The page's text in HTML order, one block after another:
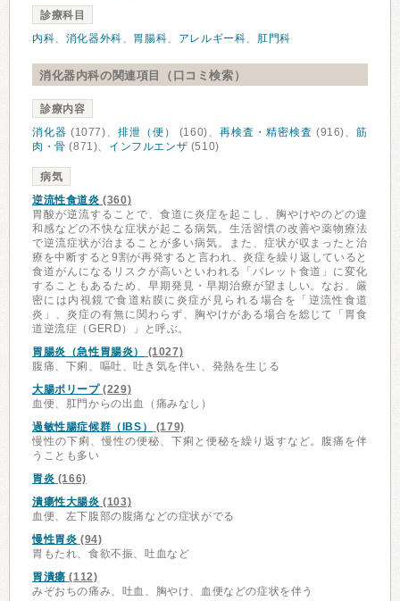
診療科目
内科、 消化器外科、 胃腸科、 アレルギー科、 肛門科
消化器内科の関連項目（口コミ検索）
診療内容
消化器 (1077)、 排泄（便） (160)、再検査・精密検査 (916)、筋
肉・骨 (871)、 インフルエンザ (510)
病気
逆流性食道炎 (360)
胃酸が逆流することで、食道に炎症を起こし、胸やけやのどの違
和感などの不快な症状が起こる病気。生活習慣の改善や薬物療法
で逆流症状が治まることが多い病気。また、症状が収まったと治
療を中断すると9割が再発すると言われ、炎症を繰り返していると
食道がんになるリスクが高いといわれる「バレット食道」に変化
することもあるため、早期発見・早期治療が望ましい。なお、厳
密には内視鏡で食道粘膜に炎症が見られる場合を「逆流性食道
炎」、炎症の有無に関わらず、胸やけがある場合を総じて「胃食
道逆流症（GERD）」と呼ぶ。
胃腸炎（急性胃腸炎）
(1027)
腹痛、下痢、嘔吐、吐き気を伴い、発熱を生じる
大腸ポリープ(229)
血便、肛門からの出血（痛みなし）
過敏性腸症候群（IBS）
(179)
慢性の下痢、慢性の便秘、下痢と便秘を繰り返すなど。腹痛を伴
うことも多い
胃炎 (166)
潰瘍性大腸炎 (103)
血便、左下腹部の腹痛などの症状がでる
慢性胃炎 (94)
胃もたれ、食欲不振、吐血など
胃潰瘍 (112)
みぞおちの痛み、吐血、胸やけ、血便などの症状を伴う